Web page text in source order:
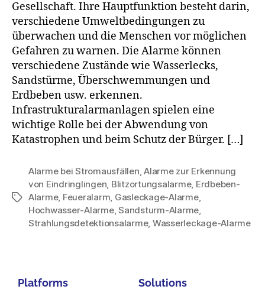
Gesellschaft. Ihre Hauptfunktion besteht darin,
verschiedene Umweltbedingungen zu
überwachen und die Menschen vor möglichen
Gefahren zu warnen. Die Alarme können
verschiedene Zustände wie Wasserlecks,
Sandstürme, Überschwemmungen und
Erdbeben usw. erkennen.
Infrastrukturalarmanlagen spielen eine
wichtige Rolle bei der Abwendung von
Katastrophen und beim Schutz der Bürger. […]
Alarme bei Stromausfällen,Alarme zur Erkennung
von Eindringlingen, Blitzortungsalarme, Erdbeben-
Alarme, Feueralarm, Gasleckage-Alarme,
Hochwasser-Alarme,Sandsturm-Alarme,
Strahlungsdetektionsalarme, Wasserleckage-Alarme
Platforms Solutions